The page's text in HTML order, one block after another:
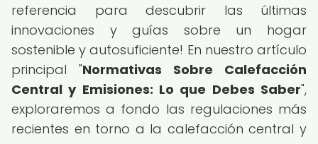
referencia para descubrir las últimas
innovaciones y guías sobre un hogar
sostenible y autosuficiente! En nuestro artículo
principal "Normativas Sobre Calefacción
Central y Emisiones: Lo que Debes Saber",
exploraremos a fondo las regulaciones más
recientes en torno a la calefacción central y